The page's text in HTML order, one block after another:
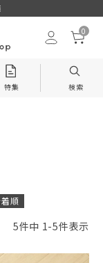
0
特集 検索
順
5件中 1-5件表示